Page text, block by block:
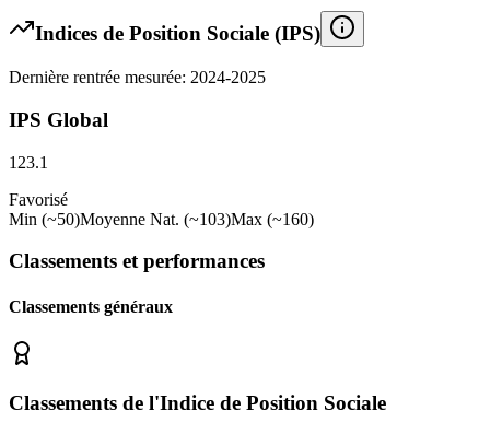
Indices de Position Sociale (IPS)
Dernière rentrée mesurée: 2024-2025
IPS Global
123.1
Favorisé
Min (~50)Moyenne Nat. (~103)Max (~160)
Classements et performances
Classements généraux
Classements de l'Indice de Position Sociale